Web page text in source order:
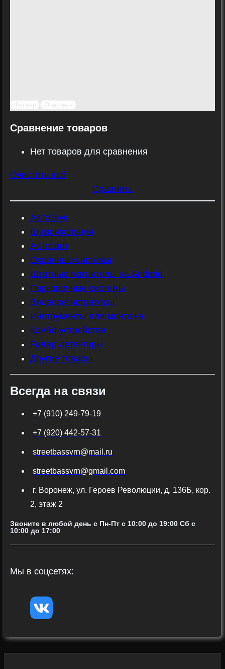
Сравнение товаров
Нет товаров для сравнения
Очистить всё
Сравнить
Автозвук
Шумоизоляция
Автосвет
Охранные системы
Штатные магнитолы на Android
Парковочные системы
Видеорегистраторы
Инструменты для монтажа
Комбо-устройства
Радар-детекторы
Другие товары
Всегда на связи
+7 (910) 249-79-19
+7 (920) 442-57-31
streetbassvrn@mail.ru
streetbassvrn@gmail.com
г. Воронеж, ул. Героев Революции, д. 136Б, кор.
2, этаж 2
Звоните в любой день с Пн-Пт c 10:00 до 19:00 Сб с
10:00 до 17:00
Мы в соцсетях: